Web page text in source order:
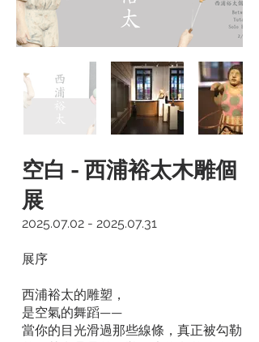
空白 - 西浦裕太木雕個
展
2025.07.02 - 2025.07.31
展序​
西浦裕太的雕塑，
是空氣的舞蹈——
當你的目光滑過那些線條，真正被勾勒